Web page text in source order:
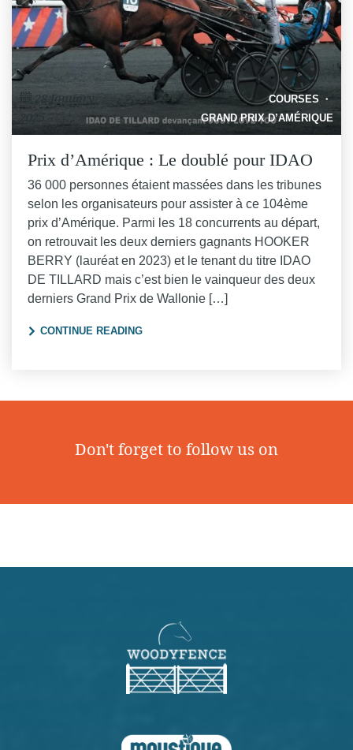
28 January
2025
COURSES
GRAND PRIX D’AMÉRIQUE
Prix d’Amérique : Le doublé pour IDAO
36 000 personnes étaient massées dans les tribunes
selon les organisateurs pour assister à ce 104ème
prix d’Amérique. Parmi les 18 concurrents au départ,
on retrouvait les deux derniers gagnants HOOKER
BERRY (lauréat en 2023) et le tenant du titre IDAO
DE TILLARD mais c’est bien le vainqueur des deux
derniers Grand Prix de Wallonie […]
CONTINUE READING"PRIX D’AMÉRIQUE : LE DOUBLÉ POUR
Don't forget to follow us on